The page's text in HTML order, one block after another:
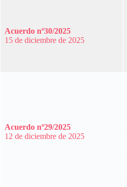
Acuerdo nº30/2025
15 de diciembre de 2025
Acuerdo nº29/2025
12 de diciembre de 2025